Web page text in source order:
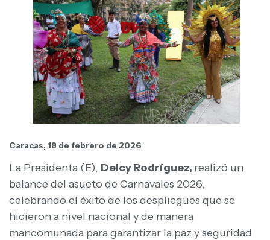
Caracas, 18 de febrero de 2026
La Presidenta (E), Delcy Rodríguez, realizó un
balance del asueto de Carnavales 2026,
celebrando el éxito de los despliegues que se
hicieron a nivel nacional y de manera
mancomunada para garantizar la paz y seguridad